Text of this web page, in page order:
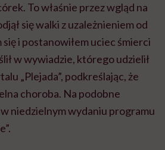
To właśnie przez wgląd na
się walki z uzależnieniem od
się i postanowiłem uciec śmierci
w wywiadzie, którego udzielił
„Plejada”, podkreślając, że
choroba. Na podobne
niedzielnym wydaniu programu